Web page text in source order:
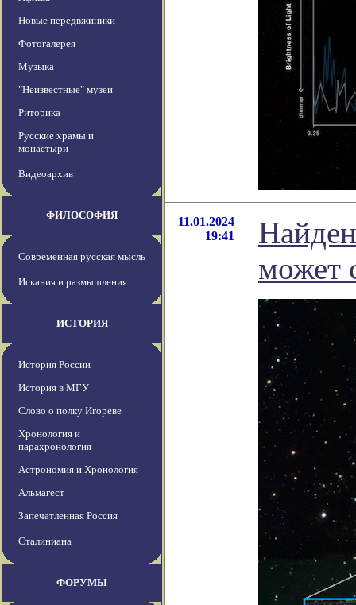
Новые передвжиники
Фотогалерея
Музыка
"Неизвестные" музеи
Риторика
Русские храмы и
монастыри
Видеоархив
ФИЛОСОФИЯ
Современная русская мысль
Искания и размышления
ИСТОРИЯ
История России
История в МГУ
Слово о полку Игореве
Хронология и
парахронология
Астрономия и Хронология
Альмагест
Запечатленная Россия
Сталиниана
ФОРУМЫ
11.01.2024
19:41
может